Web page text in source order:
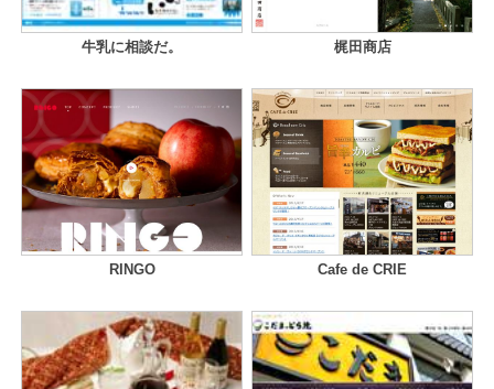
牛乳に相談だ。 梶田商店
RINGO Cafe de CRIE